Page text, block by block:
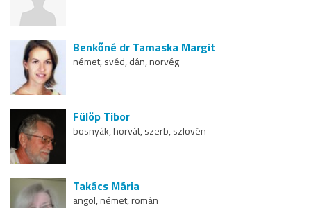
Benkőné dr Tamaska Margit
német, svéd, dán, norvég
Fülöp Tibor
bosnyák, horvát, szerb, szlovén
Takács Mária
angol, német, román